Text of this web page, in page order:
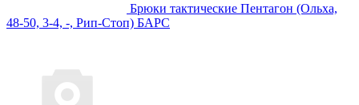
Брюки тактические Пентагон (Ольха,
48-50, 3-4, -, Рип-Стоп) БАРС